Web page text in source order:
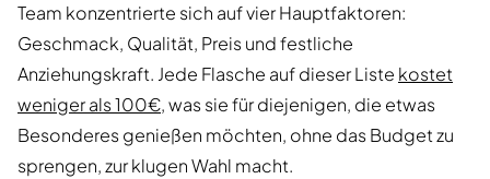
Team konzentrierte sich auf vier Hauptfaktoren:
Geschmack, Qualität, Preis und festliche
Anziehungskraft. Jede Flasche auf dieser Liste kostet
weniger als 100€, was sie für diejenigen, die etwas
Besonderes genießen möchten, ohne das Budget zu
sprengen, zur klugen Wahl macht.